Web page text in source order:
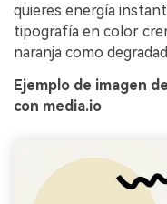
quieres energía
tipografía en color
naranja como
Ejemplo de imagen
con media.io